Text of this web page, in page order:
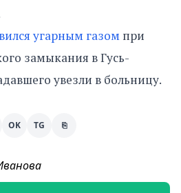
угарным газом при
замыкания в Гусь-
увезли в больницу.
OK TG ⎘